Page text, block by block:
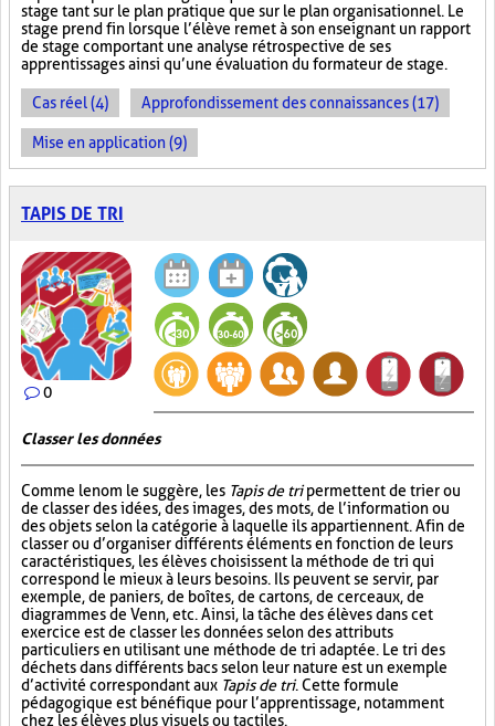
stage tant sur le plan pratique que sur le plan organisationnel. Le
stage prend fin lorsque l’élève remet à son enseignant un rapport
de stage comportant une analyse rétrospective de ses
apprentissages ainsi qu’une évaluation du formateur de stage.
Cas réel (4) Approfondissement des connaissances (17)
Mise en application (9)
TAPIS DE TRI
0
Classer les données
Comme le nom le suggère, les Tapis de tripermettent de trier ou
de classer des idées, des images, des mots, de l’information ou
des objets selon la catégorie à laquelle ils appartiennent. Afin de
classer ou d’organiser différents éléments en fonction de leurs
caractéristiques, les élèves choisissent la méthode de tri qui
correspond le mieux à leurs besoins. Ils peuvent se servir, par
exemple, de paniers, de boîtes, de cartons, de cerceaux, de
diagrammes de Venn, etc. Ainsi, la tâche des élèves dans cet
exercice est de classer les données selon des attributs
particuliers en utilisant une méthode de tri adaptée. Le tri des
déchets dans différents bacs selon leur nature est un exemple
d’activité correspondant aux Tapis de tri. Cette formule
pédagogique est bénéfique pour l’apprentissage, notamment
chez les élèves plus visuels ou tactiles.